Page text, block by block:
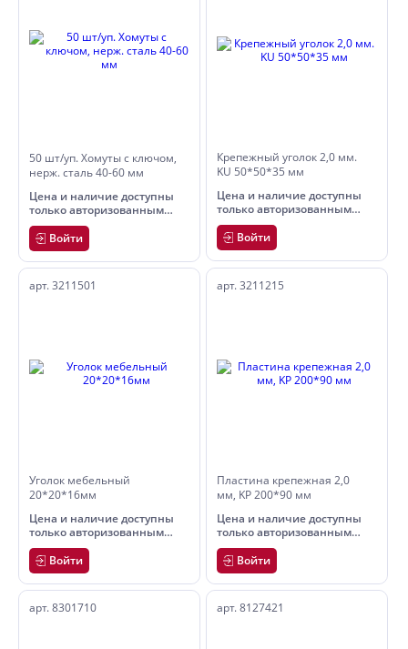
50 шт/уп. Хомуты с ключом,
нерж. сталь 40-60 мм
Цена и наличие доступны
только авторизованным
пользователям
Войти
Крепежный уголок 2,0 мм.
KU 50*50*35 мм
Цена и наличие доступны
только авторизованным
пользователям
Войти
арт. 3211501
Уголок мебельный
20*20*16мм
Цена и наличие доступны
только авторизованным
пользователям
Войти
арт. 3211215
Пластина крепежная 2,0
мм, KP 200*90 мм
Цена и наличие доступны
только авторизованным
пользователям
Войти
арт. 8301710 арт. 8127421